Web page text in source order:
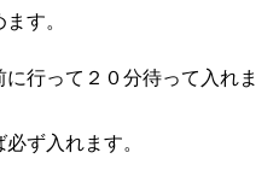
す。
行って２０分待って入れま
ず入れます。